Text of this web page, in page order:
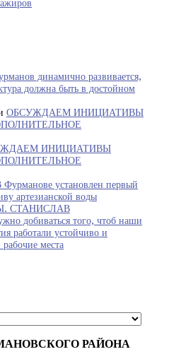
динамично развивается,
должна быть в достойном
ОБСУЖДАЕМ ИНИЦИАТИВЫ
ИНИЦИАТИВЫ
Фурманове установлен первый
артезианской воды
СТАНИСЛАВ
добиваться того, чтоб наши
работали устойчиво и
рабочие места
РАЙОНА